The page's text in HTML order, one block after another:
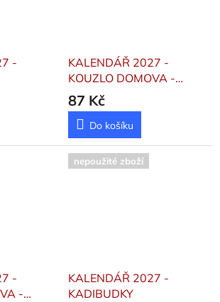
-
KALENDÁŘ 2027 -
KOUZLO DOMOVA -
VÁZANKA
87 Kč
Do košíku
-
-
nepoužité zboží
KALENDÁŘ 2027 -
KADIBUDKY